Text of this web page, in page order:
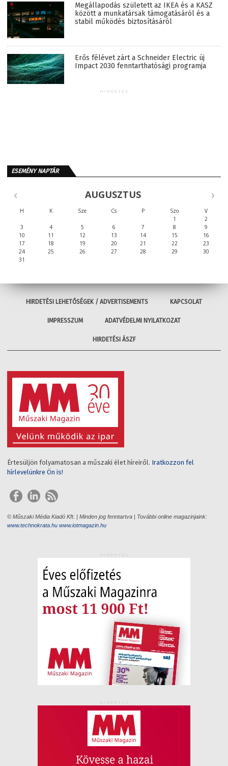
Megállapodás született az IKEA és a KASZ
között a munkatársak támogatásáról és a
stabil működés biztosításáról
Erős félévet zárt a Schneider Electric új
Impact 2030 fenntarthatósági programja
HIRDETÉS
ESEMÉNY NAPTÁR
AUGUSZTUS
H K Sze Cs P Szo
V
1
2
3
4 5 6 7 8
9
10
11 12 13 14 15
16
17
18 19 20 21 22
23
24
25 26 27 28 29
30
31
HIRDETÉSI LEHETŐSÉGEK / ADVERTISEMENTS KAPCSOLAT
IMPRESSZUM ADATVÉDELMI NYILATKOZAT
HIRDETÉSI ÁSZF
Értesüljön folyamatosan a műszaki élet híreiről. Iratkozzon fel
hírlevelünkre Ön is!
© Műszaki Média Kiadó Kft. | Minden jog fenntartva | További online magazinjaink:
www.technokrata.hu www.iotmagazin.hu
HIRDETÉS
HIRDETÉS